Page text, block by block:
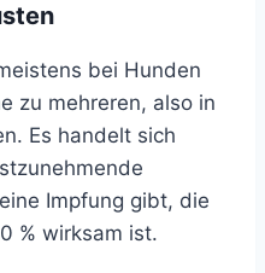
bei Hunden
zu mehreren, also in
Es handelt sich
Impfung gibt, die
% wirksam ist.